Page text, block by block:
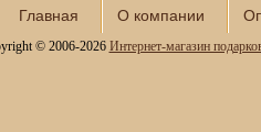
Главная
О компании
© 2006-2026 Интернет-магазин